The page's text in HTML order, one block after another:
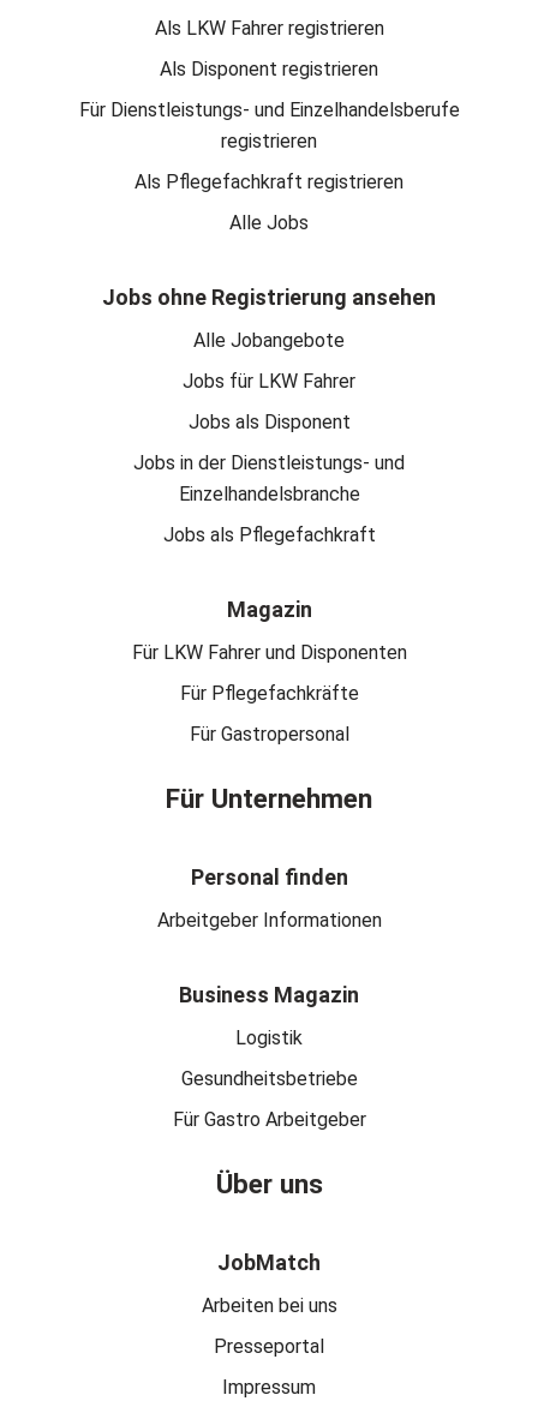
Als LKW Fahrer registrieren
Als Disponent registrieren
Für Dienstleistungs- und Einzelhandelsberufe
registrieren
Als Pflegefachkraft registrieren
Alle Jobs
Jobs ohne Registrierung ansehen
Alle Jobangebote
Jobs für LKW Fahrer
Jobs als Disponent
Jobs in der Dienstleistungs- und
Einzelhandelsbranche
Jobs als Pflegefachkraft
Magazin
Für LKW Fahrer und Disponenten
Für Pflegefachkräfte
Für Gastropersonal
Für Unternehmen
Personal finden
Arbeitgeber Informationen
Business Magazin
Logistik
Gesundheitsbetriebe
Für Gastro Arbeitgeber
Über uns
JobMatch
Arbeiten bei uns
Presseportal
Impressum